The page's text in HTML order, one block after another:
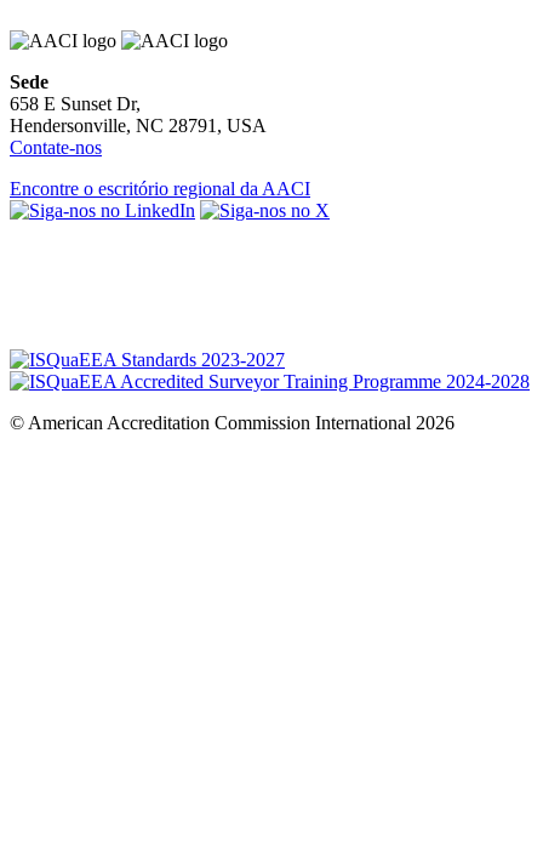
Sede
658 E Sunset Dr,
Hendersonville, NC 28791, USA
Contate-nos
Encontre o escritório regional da AACI
© American Accreditation Commission International 2026